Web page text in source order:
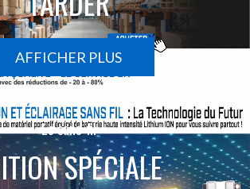
AFFICHER PLUS
Le sans-fil
SPÉCIALE